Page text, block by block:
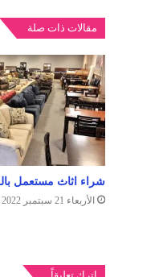
مقالات ذات صلة
شراء اثاث مستعمل
الأربعاء 21 سبتمبر 2022